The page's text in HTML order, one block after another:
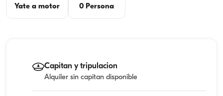
Yate a motor
0 Persona
Capitan y tripulacion
Alquiler sin capitan disponible